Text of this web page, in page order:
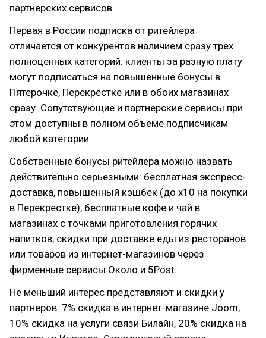
партнерских сервисов
Первая в России подписка от ритейлера
отличается от конкурентов наличием сразу трех
полноценных категорий: клиенты за разную плату
могут подписаться на повышенные бонусы в
Пятерочке, Перекрестке или в обоих магазинах
сразу. Сопутствующие и партнерские сервисы при
этом доступны в полном объеме подписчикам
любой категории.
Собственные бонусы ритейлера можно назвать
действительно серьезными: бесплатная экспресс-
доставка, повышенный кэшбек (до х10 на покупки
в Перекрестке), бесплатные кофе и чай в
магазинах с точками приготовления горячих
напитков, скидки при доставке еды из ресторанов
или товаров из интернет-магазинов через
фирменные сервисы Около и 5Post.
Не меньший интерес представляют и скидки у
партнеров: 7% скидка в интернет-магазине Joom,
10% скидка на услуги связи Билайн, 20% скидка на